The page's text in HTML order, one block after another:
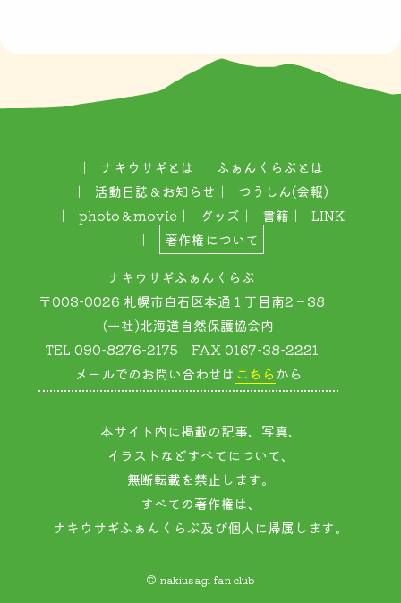
ナキウサギとは
ふぁんくらぶとは
活動日誌＆お知らせ
つうしん(会報)
photo＆movie
グッズ 書籍
LINK
著作権について
ナキウサギふぁんくらぶ
〒003-0026 札幌市白石区本通１丁目南2－38
(一社)北海道自然保護協会内
TEL 090-8276-2175 FAX 0167-38-2221
メールでのお問い合わせはこちら から
本サイト内に掲載の記事、写真、
イラストなどすべてについて、
無断転載を禁止します。
すべての著作権は、
ナキウサギふぁんくらぶ及び個人に帰属します。
© nakiusagi fan club